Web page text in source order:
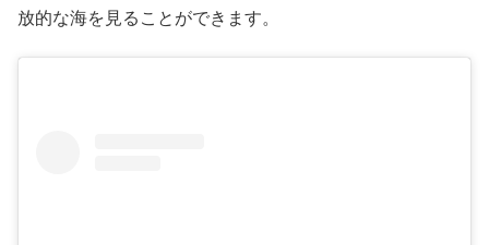
放的な海を見ることができます。